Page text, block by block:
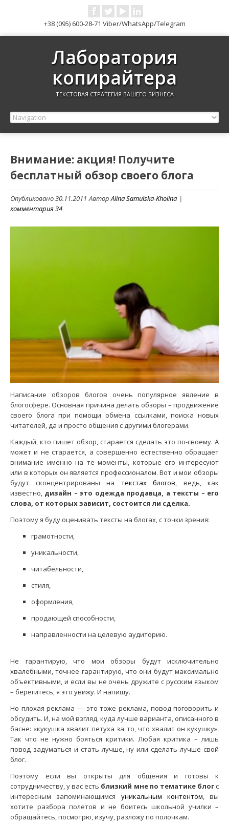
+38 (095) 600-28-71 Viber/WhatsApp/Telegram
Лаборатория
копирайтера
ТЕКСТОВАЯ СТРАТЕГИЯ ВАШЕГО БИЗНЕСА
Внимание: акция! Получите
бесплатный обзор своего блога
Опубликовано 30.11.2011 АвторAlina Samulska-Kholina |
комментария 34
Написание обзоров блогов очень популярное явление в
блогосфере. Основная причина делать обзоры – продвижение
своего блога при помощи обмена ссылками, поиска новых
читателей, да и просто общения с другими блогерами.
Каждый, кто пишет обзор, старается сделать это по-своему. А
может и не старается, а совершенно естественно обращает
внимание именно на те моменты, которые его интересуют
или в которых он является профессионалом. Вот и мои обзоры
будут сконцентрированы на текстах блогов, ведь, как
известно, дизайн – это одежда продавца, а тексты – его
слова, от которых зависит, состоится ли сделка.
Поэтому я буду оценивать тексты на блогах, с точки зрения:
грамотности,
уникальности,
читабельности,
стиля,
оформления,
продающей способности,
направленности на целевую аудиторию.
Не гарантирую, что мои обзоры будут исключительно
хвалебными, точнее гарантирую, что они будут максимально
объективными, и если вы не очень дружите с русским языком
– берегитесь, я это увижу. И напишу.
Но плохая реклама — это тоже реклама, повод поговорить и
обсудить. И, на мой взгляд, куда лучше варианта, описанного в
басне: «кукушка хвалит петуха за то, что хвалит он кукушку».
Так что не нужно бояться критики. Любая критика – лишь
повод задуматься и стать лучше, ну или сделать лучше свой
блог.
Поэтому если вы открыты для общения и готовы к
сотрудничеству, у вас есть близкий мне по тематике блогс
интересным запоминающимся уникальным контентом, вы
хотите разбора полетов и не боитесь школьной училки –
обращайтесь, посмотрю, изучу, разложу по полочкам.